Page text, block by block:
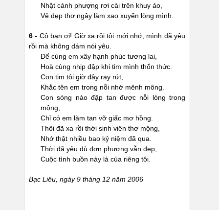
Nhặt cánh phượng rơi cài trên khuy áo,
Vẻ đẹp thơ ngây làm xao xuyến lòng mình.
6 - Cô bạn ơi! Giờ xa rồi tôi mới nhớ, mình đã yêu
rồi mà không dám nói yêu.
Để cùng em xây hạnh phúc tương lai,
Hoà cùng nhịp đập khi tim mình thổn thức.
Con tim tôi giờ đây ray rứt,
Khắc tên em trong nỗi nhớ mênh mông.
Con sóng nào đập tan được nỗi lòng trong
mộng,
Chỉ có em làm tan vỡ giấc mơ hồng.
Thôi đã xa rồi thời sinh viên thơ mộng,
Nhớ thật nhiều bao kỷ niệm đã qua.
Thời đã yêu dù đơn phương vẫn đẹp,
Cuộc tình buồn này là của riêng tôi.
Bạc Liêu, ngày 9 tháng 12 năm 2006